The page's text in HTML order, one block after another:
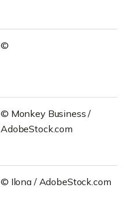
©
© Monkey Business /
AdobeStock.com
© Ilona / AdobeStock.com